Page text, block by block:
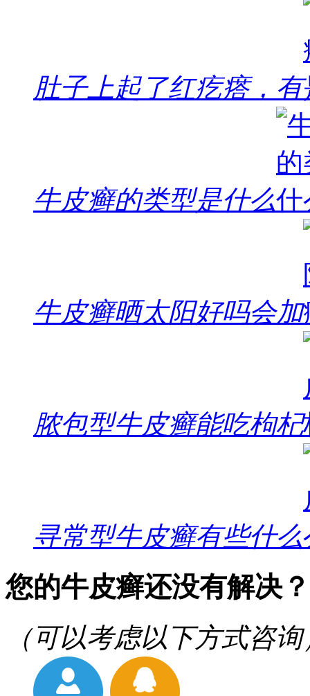
肚子上起了红疙瘩，有
牛皮癣的类型是什么
牛皮癣晒太阳好吗会加
脓包型牛皮癣能吃枸杞
寻常型牛皮癣有些什么
您的牛皮癣还没有解决？
（可以考虑以下方式咨询